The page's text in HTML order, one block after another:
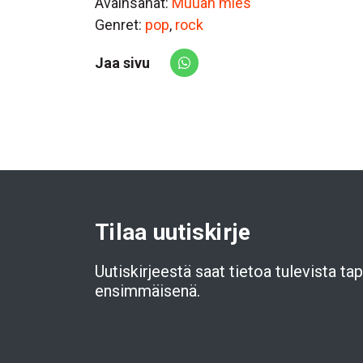
Genret: pop, rock
Jaa sivu
Share via Whatsapp
Tilaa uutiskirje
Uutiskirjeestä saat tietoa tulevista
ensimmäisenä.